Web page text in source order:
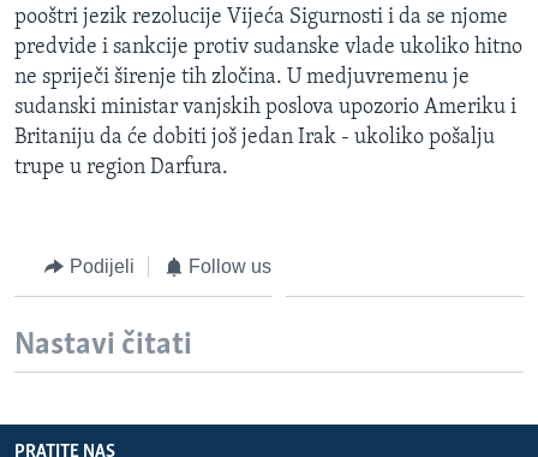
Learning English
PRATITE NAS
pooštri jezik rezolucije Vijeća Sigurnosti i da se njome
predvide i sankcije protiv sudanske vlade ukoliko hitno
ne spriječi širenje tih zločina. U medjuvremenu je
sudanski ministar vanjskih poslova upozorio Ameriku i
Britaniju da će dobiti još jedan Irak - ukoliko pošalju
trupe u region Darfura.
Podijeli Follow us
Nastavi čitati
PRATITE NAS